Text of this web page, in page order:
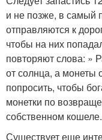
и не позже, в самый
отправляются к
чтобы на них
повторяют слова: »
от солнца, а монеты
попросить, чтобы
монетки по
собственном кошеле.
Существует еще